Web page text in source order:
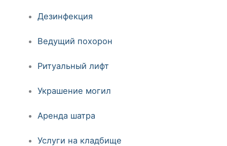
Дезинфекция
Ведущий похорон
Ритуальный лифт
Украшение могил
Аренда шатра
Услуги на кладбище